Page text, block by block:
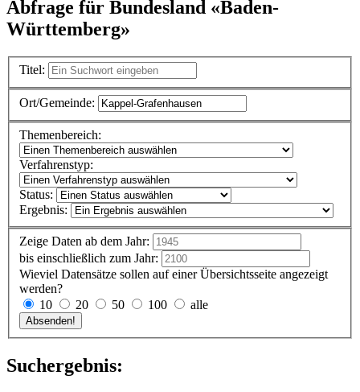
Abfrage für Bundesland «Baden-
Württemberg»
Titel:
Ort/Gemeinde:
Themenbereich:
Verfahrenstyp:
Status:
Ergebnis:
Zeige Daten ab dem Jahr:
bis einschließlich zum Jahr:
Wieviel Datensätze sollen auf einer Übersichtsseite angezeigt
werden?
10
20 50 100 alle
Suchergebnis: